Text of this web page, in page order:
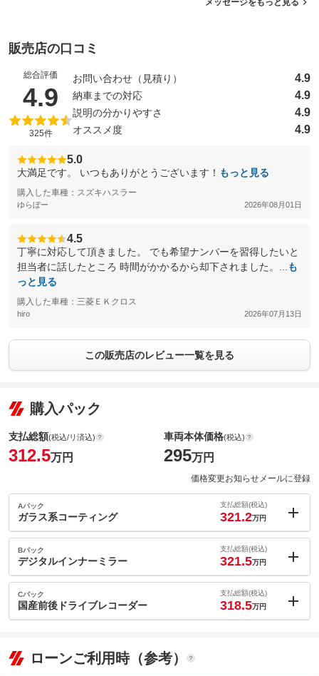
メッセージをもっと見る
販売店の口コミ
総合評価
4.9 （5点満点中）
325件
お問い合わせ（見積り） 4.9
納車までの対応 4.9
説明の分かりやすさ 4.9
オススメ度 4.9
5.0
大満足です。 いつもありがとうございます！ もっと見る
購入した車種：スズキハスラー
ゆらぼー 2026年08月01日
4.5
丁寧に対応して頂きました。 でも希望ナンバーを習得したいと
担当者に話したところ 時間がかかるから却下されました。...
も
っと見る
購入した車種：三菱ＥＫクロス
hiro 2026年07月13日
この販売店のレビュー一覧を見る
購入パック
支払総額(税込/リ済込)
312.5万円
車両本体価格(税込)
295万円
価格変更お知らせメールに登録
Aパック
ガラス系コーティング
支払総額(税込)
321.2万円
内：オプシ
ョン価格
(税込)
車両本体価
295万円
パック内容
Bパック
デジタルインナーミラー
支払総額(税込)
321.5万円
内：オプシ
ョン価格
(税込)
車両本体価
Cパック
国産前後ドライブレコーダー
支払総額(税込)
318.5万円
車両本体価
295
ローンご利用時（参考）